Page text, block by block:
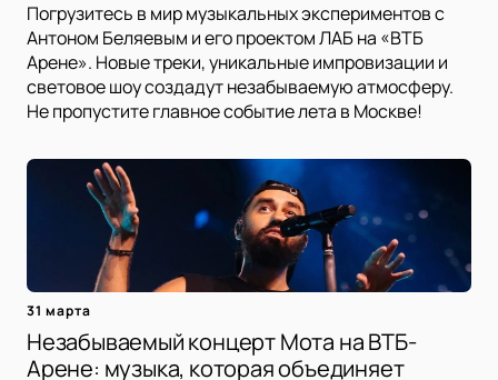
Погрузитесь в мир музыкальных экспериментов с
Антоном Беляевым и его проектом ЛАБ на «ВТБ
Арене». Новые треки, уникальные импровизации и
световое шоу создадут незабываемую атмосферу.
Не пропустите главное событие лета в Москве!
31 марта
Незабываемый концерт Мота на ВТБ-
Арене: музыка, которая объединяет